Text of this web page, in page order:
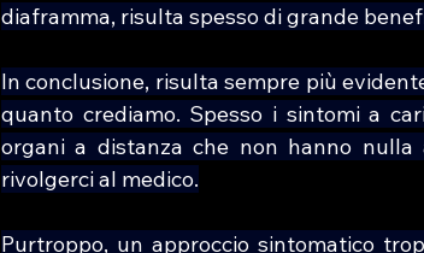
diaframma, risulta spesso di grande
In conclusione, risulta sempre più
quanto crediamo. Spesso i sintomi a
organi a distanza che non hanno
rivolgerci al medico.
Purtroppo, un approccio sintomatico